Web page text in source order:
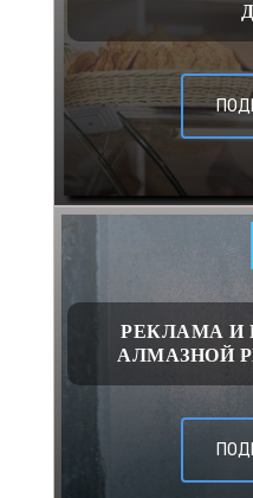
РЕКЛАМА И
АЛМАЗНОЙ